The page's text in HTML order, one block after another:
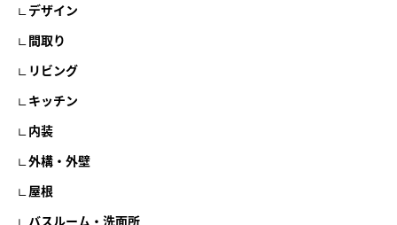
デザイン
間取り
リビング
キッチン
内装
外構・外壁
屋根
バスルーム・洗面所